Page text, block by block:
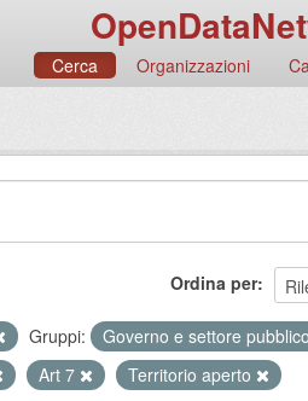
Cerca Organizzazioni
Ordina per
Gruppi: Governo e settore pubblico
Art 7 Territorio aperto